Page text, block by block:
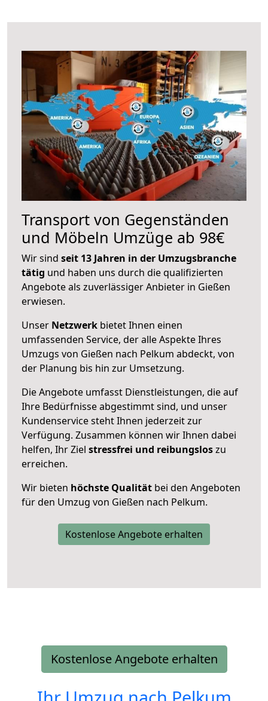
Transport von Gegenständen
und Möbeln Umzüge ab 98€
Wir sind seit 13 Jahren in der Umzugsbranche
tätig und haben uns durch die qualifizierten
Angebote als zuverlässiger Anbieter in Gießen
erwiesen.
Unser Netzwerk bietet Ihnen einen
umfassenden Service, der alle Aspekte Ihres
Umzugs von Gießen nach Pelkum abdeckt, von
der Planung bis hin zur Umsetzung.
Die Angebote umfasst Dienstleistungen, die auf
Ihre Bedürfnisse abgestimmt sind, und unser
Kundenservice steht Ihnen jederzeit zur
Verfügung. Zusammen können wir Ihnen dabei
helfen, Ihr Ziel stressfrei und reibungsloszu
erreichen.
Wir bieten höchste Qualität bei den Angeboten
für den Umzug von Gießen nach Pelkum.
Kostenlose Angebote erhalten
Kostenlose Angebote erhalten